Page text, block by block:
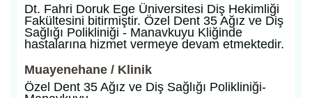
Dt. Fahri Doruk Ege Üniversitesi Diş Hekimliği
Fakültesini bitirmiştir. Özel Dent 35 Ağız ve Diş
Sağlığı Polikliniği - Manavkuyu Kliğinde
hastalarına hizmet vermeye devam etmektedir.
Muayenehane / Klinik
Özel Dent 35 Ağız ve Diş Sağlığı Polikliniği-